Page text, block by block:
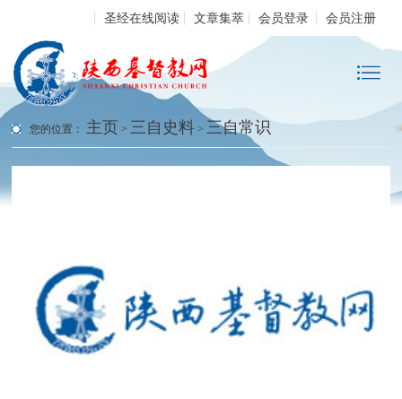
圣经在线阅读 文章集萃 会员登录 会员注册
您的位置： 主页 > 三自史料 > 三自常识